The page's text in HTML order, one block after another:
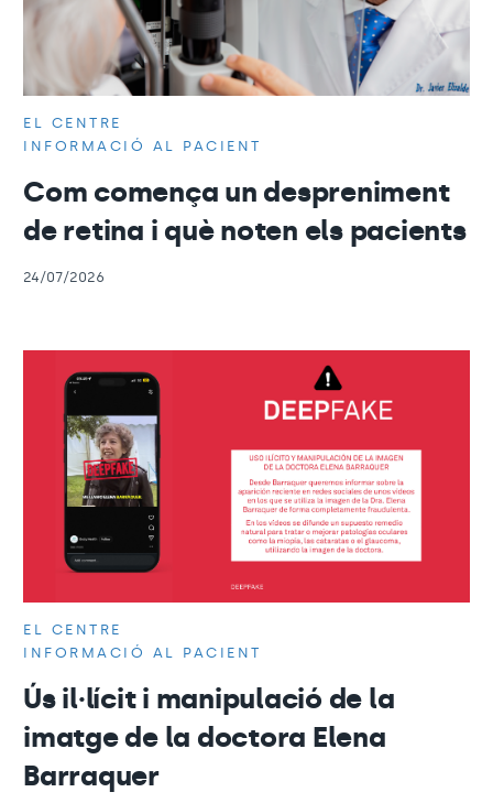
EL CENTRE
INFORMACIÓ AL PACIENT
Com comença un despreniment
de retina i què noten els pacients
24/07/2026
EL CENTRE
INFORMACIÓ AL PACIENT
Ús il·lícit i manipulació de la
imatge de la doctora Elena
Barraquer